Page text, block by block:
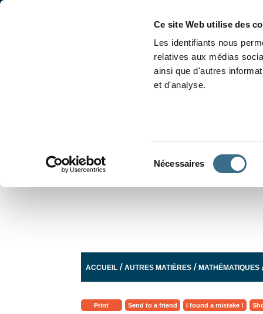
Ce site Web utilise des
Les identifiants nous
relatives aux médias
ainsi que d'autres
et d'analyse.
Nécessaires
ACCUEIL /AUTRES MATIÈRES /MATHÉMATIQUES
Print Send to a friend I found a mistake !